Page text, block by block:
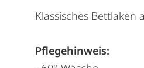
Klassisches
Pflegehinweis: